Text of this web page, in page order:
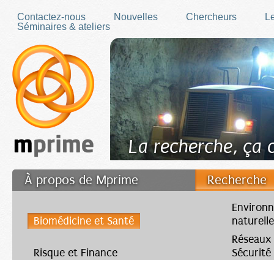
Contactez-nous
Nouvelles Chercheurs
Séminaires & ateliers
La recherche, ça
À propos de Mprime
Recherche
Filler fr
Biomédicine et Santé
Risque et Finance
Sécurité